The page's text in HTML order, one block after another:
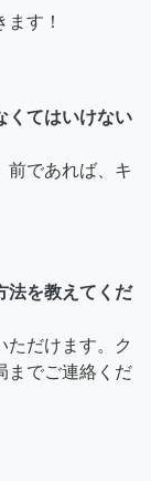
す！
くてはいけない
前であれば、キ
法を教えてくだ
ただけます。ク
までご連絡くだ